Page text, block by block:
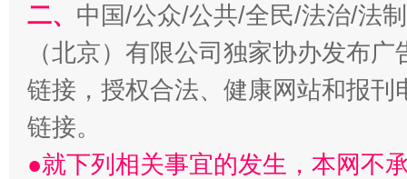
解纷+调解+退费，一次搞定
二、 中国/公众/公共/全民/法治/法
（北京）有限公司独家协办发布
链接，授权合法、健康网站和报
链接。
●就下列相关事宜的发生，本网不